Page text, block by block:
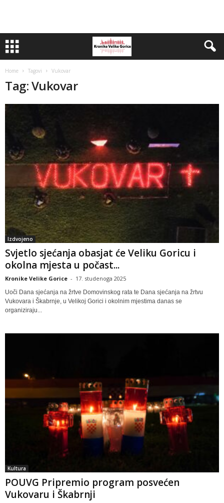
Home Tagovi Vukovar
Tag: Vukovar
Izdvojeno
Svjetlo sjećanja obasjat će Veliku Goricu i
okolna mjesta u počast...
Kronike Velike Gorice - 17. studenoga 2025
Uoči Dana sjećanja na žrtve Domovinskog rata te Dana sjećanja na žrtvu
Vukovara i Škabrnje, u Velikoj Gorici i okolnim mjestima danas se
organiziraju...
Kultura
POUVG Pripremio program posvećen
Vukovaru i Škabrnji